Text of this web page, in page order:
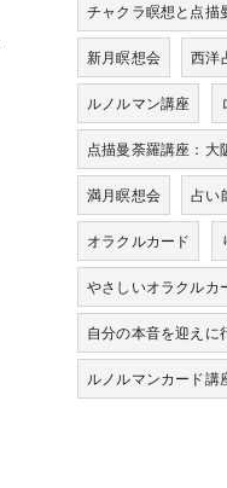
チャクラ瞑想と点描
新月瞑想会 西洋
ルノルマン講座
点描曼荼羅講座：大
満月瞑想会 占い
オラクルカード
やさしいオラクルカ
自分の本音を迎えに
ルノルマンカード講